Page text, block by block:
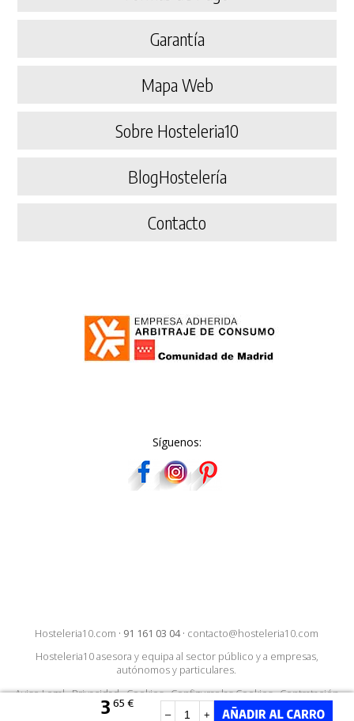
3 65 €
– +
Garantía
Mapa Web
Sobre Hosteleria10
BlogHostelería
Contacto
Síguenos:
Hosteleria10.com · 91 161 03 04· contacto@hosteleria10.com
Hosteleria10 asesora y equipa al sector público y a empresas,
autónomos y particulares.
Aviso Legal·Privacidad·Cookies·Configurar las Cookies·Contratación